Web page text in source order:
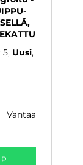
5 Uusi
vantaa